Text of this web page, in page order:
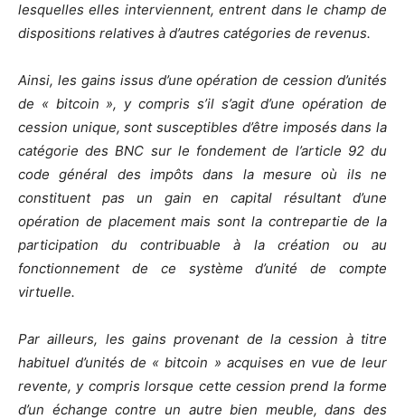
lesquelles elles interviennent, entrent dans le champ de
dispositions relatives à d’autres catégories de revenus.
Ainsi, les gains issus d’une opération de cession d’unités
de « bitcoin », y compris s’il s’agit d’une opération de
cession unique, sont susceptibles d’être imposés dans la
catégorie des BNC sur le fondement de l’article 92 du
code général des impôts dans la mesure où ils ne
constituent pas un gain en capital résultant d’une
opération de placement mais sont la contrepartie de la
participation du contribuable à la création ou au
fonctionnement de ce système d’unité de compte
virtuelle.
Par ailleurs, les gains provenant de la cession à titre
habituel d’unités de « bitcoin » acquises en vue de leur
revente, y compris lorsque cette cession prend la forme
d’un échange contre un autre bien meuble, dans des